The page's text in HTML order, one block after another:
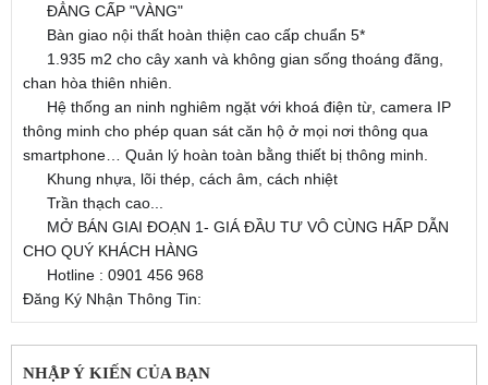
????ĐẲNG CẤP "VÀNG"
????Bàn giao nội thất hoàn thiện cao cấp chuẩn 5*
????1.935 m2 cho cây xanh và không gian sống thoáng đãng,
chan hòa thiên nhiên.
????Hệ thống an ninh nghiêm ngặt với khoá điện từ, camera IP
thông minh cho phép quan sát căn hộ ở mọi nơi thông qua
smartphone… Quản lý hoàn toàn bằng thiết bị thông minh.
????Khung nhựa, lõi thép, cách âm, cách nhiệt
????Trần thạch cao...
????MỞ BÁN GIAI ĐOẠN 1- GIÁ ĐẦU TƯ VÔ CÙNG HẤP DẪN
CHO QUÝ KHÁCH HÀNG
Hotline : 0901 456 968
Đăng Ký Nhận Thông Tin:
NHẬP Ý KIẾN CỦA BẠN